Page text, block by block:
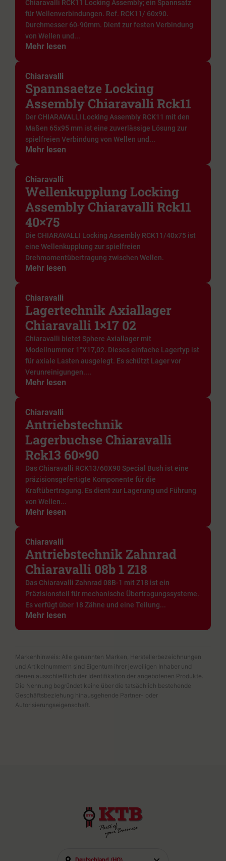
Chiaravalli RCK11 Locking Assembly; ein Spannsatz
für Wellenverbindungen. Ref. RCK11/ 60x90.
Durchmesser 60-90mm. Dient zur festen Verbindung
von Wellen und...
Mehr lesen
Chiaravalli
Spannsaetze Locking
Assembly Chiaravalli Rck11
Der CHIARAVALLI Locking Assembly RCK11 mit den
Maßen 65x95 mm ist eine zuverlässige Lösung zur
spielfreien Verbindung von Wellen und...
Mehr lesen
Chiaravalli
Wellenkupplung Locking
Assembly Chiaravalli Rck11
40×75
Die CHIARAVALLI Locking Assembly RCK11/40x75 ist
eine Wellenkupplung zur spielfreien
Drehmomentübertragung zwischen Wellen.
Mehr lesen
Chiaravalli
Lagertechnik Axiallager
Chiaravalli 1×17 02
Chiaravalli bietet Sphere Axiallager mit
Modellnummer 1"X17,02. Dieses einfache Lagertyp ist
für axiale Lasten ausgelegt. Es schützt Lager vor
Verunreinigungen....
Mehr lesen
Chiaravalli
Antriebstechnik
Lagerbuchse Chiaravalli
Rck13 60×90
Das Chiaravalli RCK13/60X90 Special Bush ist eine
präzisionsgefertigte Komponente für die
Kraftübertragung. Es dient zur Lagerung und Führung
von Wellen...
Mehr lesen
Chiaravalli
Antriebstechnik Zahnrad
Chiaravalli 08b 1 Z18
Das Chiaravalli Zahnrad 08B-1 mit Z18 ist ein
Präzisionsteil für mechanische Übertragungssysteme.
Es verfügt über 18 Zähne und eine Teilung...
Mehr lesen
Markenhinweis: Alle genannten Marken, Herstellerbezeichnungen
und Artikelnummern sind Eigentum ihrer jeweiligen Inhaber und
dienen ausschließlich der Identifikation der angebotenen Produkte.
Die Nennung begründet keine über die tatsächlich bestehende
Geschäftsbeziehung hinausgehende Partner- oder
Autorisierungseigenschaft.